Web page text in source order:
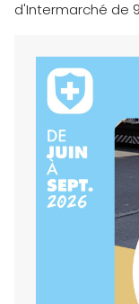
d'Intermarché de